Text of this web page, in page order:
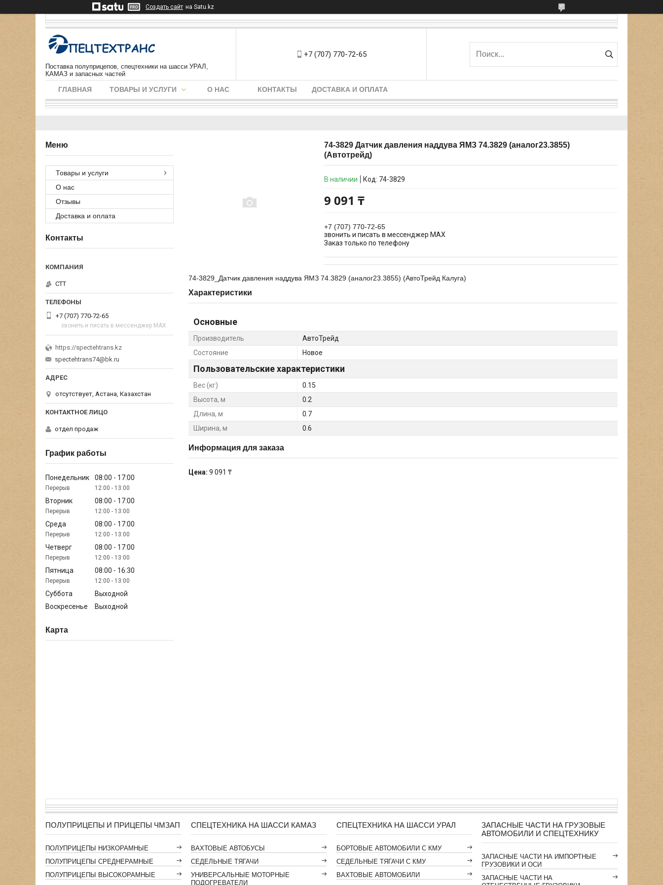
Создать сайт на Satu.kz
Поставка полуприцепов, спецтехники на шасси УРАЛ,
КАМАЗ и запасных частей
+7 (707) 770-72-65
ГЛАВНАЯ ТОВАРЫ И УСЛУГИ О НАС КОНТАКТЫ ДОСТАВКА И ОПЛАТА
74-3829 Датчик давления наддува ЯМЗ 74.3829 (аналог23.3855)
(Автотрейд)
В наличии Код: 74-3829
9 091 ₸
+7 (707) 770-72-65
звонить и писать в мессенджер MAX
Заказ только по телефону
74-3829_Датчик давления наддува ЯМЗ 74.3829 (аналог23.3855) (АвтоТрейд Калуга)
Характеристики
Основные
Производитель
АвтоТрейд
Состояние
Новое
Пользовательские характеристики
Вес (кг)
0.15
Высота, м
0.2
Длина, м
0.7
Ширина, м
0.6
Информация для заказа
Цена: 9 091 ₸
Товары и услуги
О нас
Отзывы
Доставка и оплата
Контакты
СТТ
+7 (707) 770-72-65
звонить и писать в мессенджер MAX
https://spectehtrans.kz
spectehtrans74@bk.ru
отсутствует, Астана, Казахстан
отдел продаж
График работы
Понедельник 08:00 17:00
12:00 13:00
Вторник 08:00 17:00
12:00 13:00
Среда 08:00 17:00
12:00 13:00
Четверг 08:00 17:00
12:00 13:00
Пятница 08:00 16:30
12:00 13:00
Суббота
Выходной
Воскресенье
Выходной
Карта
ПОЛУПРИЦЕПЫ И ПРИЦЕПЫ ЧМЗАП
ПОЛУПРИЦЕПЫ НИЗКОРАМНЫЕ
ПОЛУПРИЦЕПЫ СРЕДНЕРАМНЫЕ
ПОЛУПРИЦЕПЫ ВЫСОКОРАМНЫЕ
СПЕЦТЕХНИКА НА ШАССИ КАМАЗ
ВАХТОВЫЕ АВТОБУСЫ
СЕДЕЛЬНЫЕ ТЯГАЧИ
УНИВЕРСАЛЬНЫЕ МОТОРНЫЕ
ПОДОГРЕВАТЕЛИ
СПЕЦТЕХНИКА НА ШАССИ УРАЛ
БОРТОВЫЕ АВТОМОБИЛИ С КМУ
СЕДЕЛЬНЫЕ ТЯГАЧИ С КМУ
ВАХТОВЫЕ АВТОМОБИЛИ
ЗАПАСНЫЕ ЧАСТИ НА ГРУЗОВЫЕ
АВТОМОБИЛИ И СПЕЦТЕХНИКУ
ЗАПАСНЫЕ ЧАСТИ НА ИМПОРТНЫЕ
ГРУЗОВИКИ И ОСИ
ЗАПАСНЫЕ ЧАСТИ НА